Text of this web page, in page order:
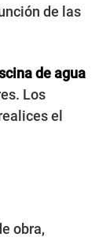
de las
de agua
Los
el
obra,